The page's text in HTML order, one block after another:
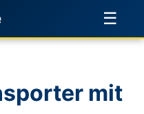
☰
mit